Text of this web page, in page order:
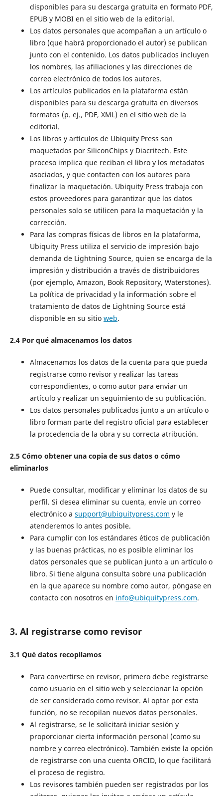
disponibles para su descarga gratuita en formato PDF,
EPUB y MOBI en el sitio web de la editorial.
Los datos personales que acompañan a un artículo o
libro (que habrá proporcionado el autor) se publican
junto con el contenido. Los datos publicados incluyen
los nombres, las afiliaciones y las direcciones de
correo electrónico de todos los autores.
Los artículos publicados en la plataforma están
disponibles para su descarga gratuita en diversos
formatos (p. ej., PDF, XML) en el sitio web de la
editorial.
Los libros y artículos de Ubiquity Press son
maquetados por SiliconChips y Diacritech. Este
proceso implica que reciban el libro y los metadatos
asociados, y que contacten con los autores para
finalizar la maquetación. Ubiquity Press trabaja con
estos proveedores para garantizar que los datos
personales solo se utilicen para la maquetación y la
corrección.
Para las compras físicas de libros en la plataforma,
Ubiquity Press utiliza el servicio de impresión bajo
demanda de Lightning Source, quien se encarga de la
impresión y distribución a través de distribuidores
(por ejemplo, Amazon, Book Repository, Waterstones).
La política de privacidad y la información sobre el
tratamiento de datos de Lightning Source está
disponible en su sitio web.
2.4 Por qué almacenamos los datos
Almacenamos los datos de la cuenta para que pueda
registrarse como revisor y realizar las tareas
correspondientes, o como autor para enviar un
artículo y realizar un seguimiento de su publicación.
Los datos personales publicados junto a un artículo o
libro forman parte del registro oficial para establecer
la procedencia de la obra y su correcta atribución.
2.5 Cómo obtener una copia de sus datos o cómo
eliminarlos
Puede consultar, modificar y eliminar los datos de su
perfil. Si desea eliminar su cuenta, envíe un correo
electrónico a support@ubiquitypress.com y le
atenderemos lo antes posible.
Para cumplir con los estándares éticos de publicación
y las buenas prácticas, no es posible eliminar los
datos personales que se publican junto a un artículo o
libro. Si tiene alguna consulta sobre una publicación
en la que aparece su nombre como autor, póngase en
contacto con nosotros en info@ubiquitypress.com.
3. Al registrarse como revisor
3.1 Qué datos recopilamos
Para convertirse en revisor, primero debe registrarse
como usuario en el sitio web y seleccionar la opción
de ser considerado como revisor. Al optar por esta
función, no se recopilan nuevos datos personales.
Al registrarse, se le solicitará iniciar sesión y
proporcionar cierta información personal (como su
nombre y correo electrónico). También existe la opción
de registrarse con una cuenta ORCID, lo que facilitará
el proceso de registro.
Los revisores también pueden ser registrados por los